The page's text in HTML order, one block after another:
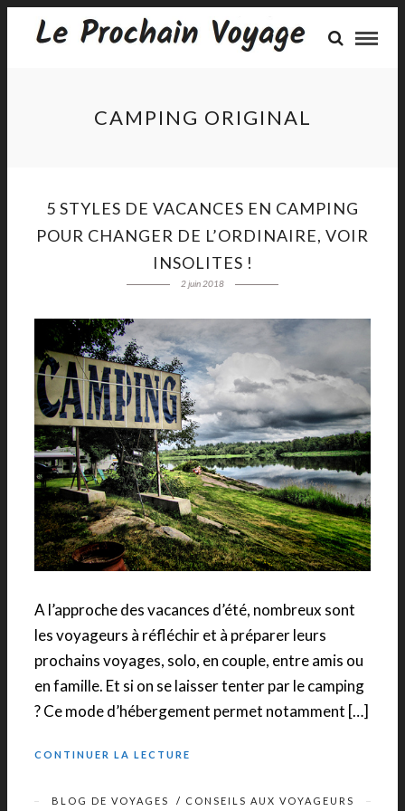
CAMPING ORIGINAL
5 STYLES DE VACANCES EN CAMPING
POUR CHANGER DE L’ORDINAIRE, VOIR
INSOLITES !
2 juin 2018
A l’approche des vacances d’été, nombreux sont
les voyageurs à réfléchir et à préparer leurs
prochains voyages, solo, en couple, entre amis ou
en famille. Et si on se laisser tenter par le camping
? Ce mode d’hébergement permet notamment […]
CONTINUER LA LECTURE
BLOG DE VOYAGES / CONSEILS AUX VOYAGEURS